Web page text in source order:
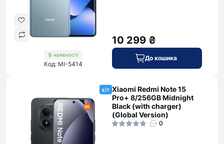
В наявності
Код: MI-5414
10 299 ₴
До кошика
хіт Xiaomi Redmi Note 15
Pro+ 8/256GB Midnight
Black (with charger)
(Global Version)
0